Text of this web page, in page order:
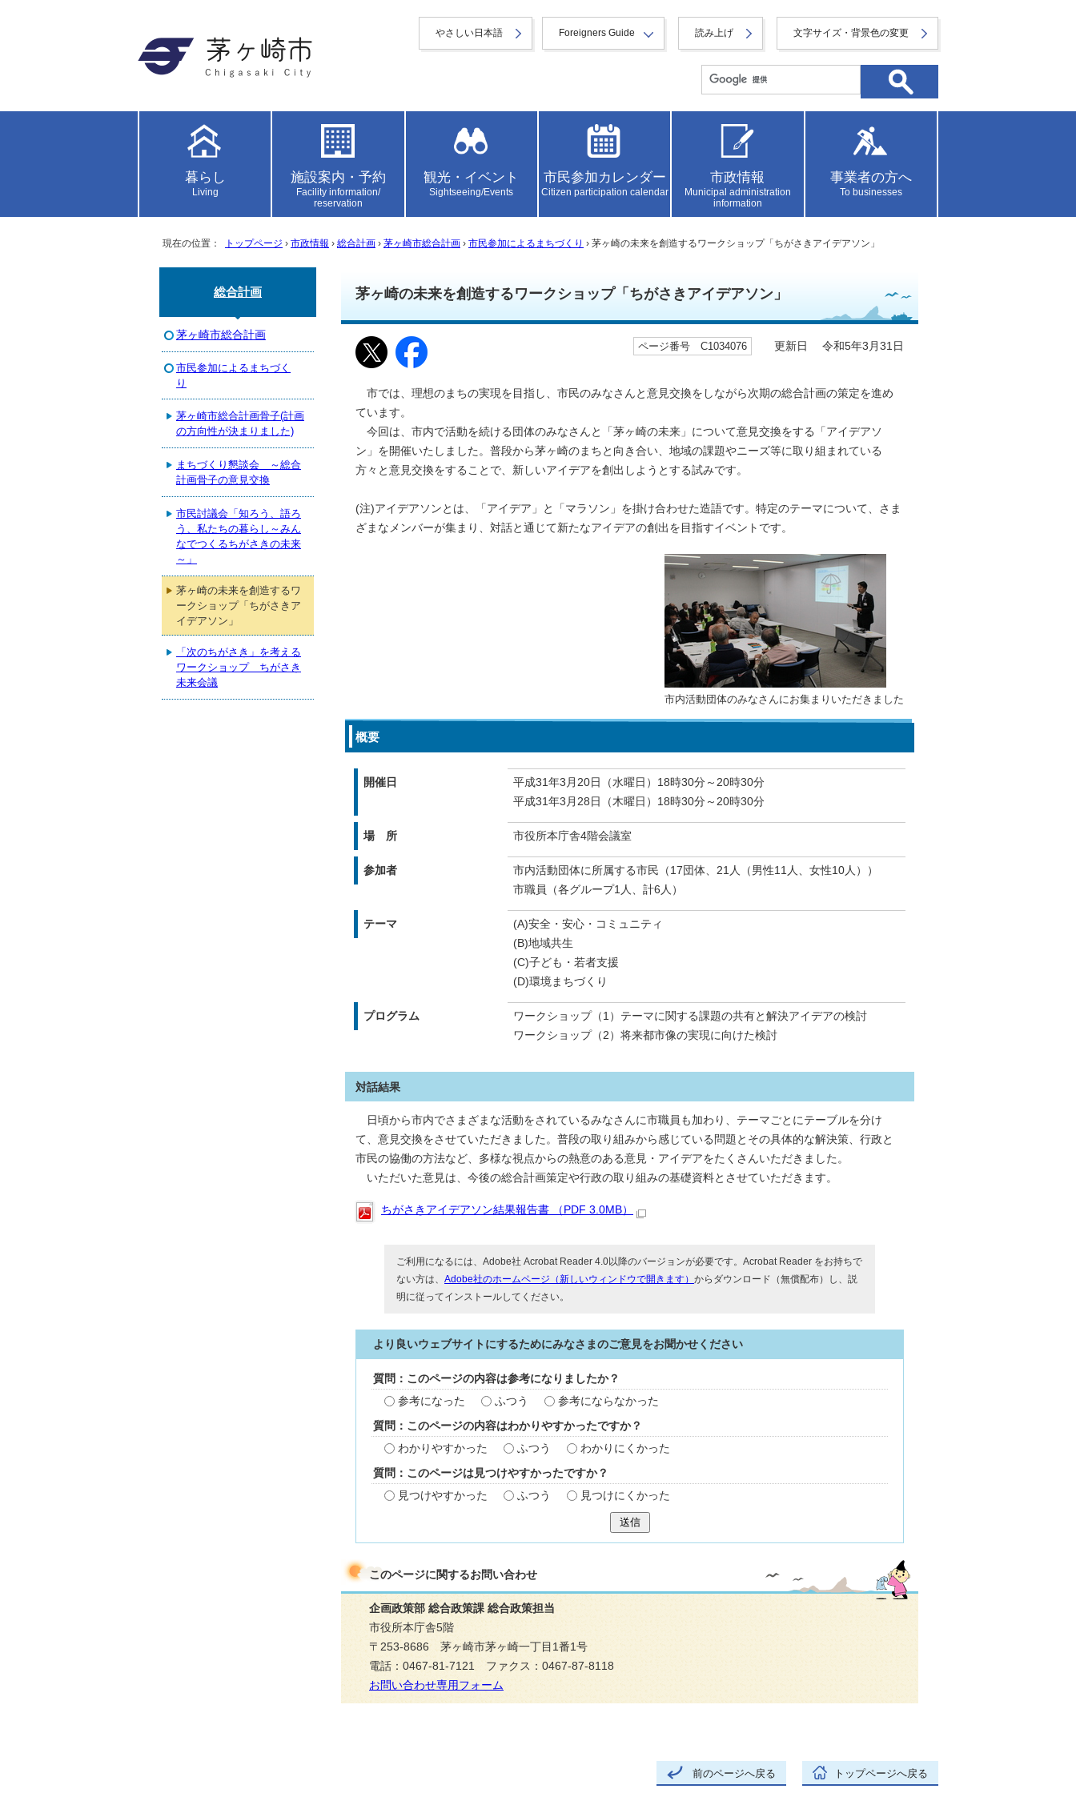
やさしい日本語 Foreigners Guide 読み上げ 文字サイズ・背景色の変更
暮らし
Living
施設案内・予約
Facility information/
reservation
観光・イベント
Sightseeing/Events
市民参加カレンダー
Citizen participation calendar
市政情報
Municipal administration
information
事業者の方へ
To businesses
現在の位置： トップページ › 市政情報 › 総合計画 › 茅ヶ崎市総合計画 › 市民参加によるまちづくり › 茅ヶ崎の未来を創造するワークショップ「ちがさきアイデアソン」
茅ヶ崎の未来を創造するワークショップ「ちがさきアイデアソン」
ページ番号 C1034076 更新日 令和5年3月31日
市では、理想のまちの実現を目指し、市民のみなさんと意見交換をしながら次期の総合計画の策定を進め
ています。
今回は、市内で活動を続ける団体のみなさんと「茅ヶ崎の未来」について意見交換をする「アイデアソ
ン」を開催いたしました。普段から茅ヶ崎のまちと向き合い、地域の課題やニーズ等に取り組まれている
方々と意見交換をすることで、新しいアイデアを創出しようとする試みです。
(注)アイデアソンとは、「アイデア」と「マラソン」を掛け合わせた造語です。特定のテーマについて、さま
ざまなメンバーが集まり、対話と通じて新たなアイデアの創出を目指すイベントです。
市内活動団体のみなさんにお集まりいただきました
概要
開催日
平成31年3月20日（水曜日）18時30分～20時30分
平成31年3月28日（木曜日）18時30分～20時30分
場 所 市役所本庁舎4階会議室
参加者
市内活動団体に所属する市民（17団体、21人（男性11人、女性10人））
市職員（各グループ1人、計6人）
テーマ
(A)安全・安心・コミュニティ
(B)地域共生
(C)子ども・若者支援
(D)環境まちづくり
プログラム
ワークショップ（1）テーマに関する課題の共有と解決アイデアの検討
ワークショップ（2）将来都市像の実現に向けた検討
対話結果
日頃から市内でさまざまな活動をされているみなさんに市職員も加わり、テーマごとにテーブルを分け
て、意見交換をさせていただきました。普段の取り組みから感じている問題とその具体的な解決策、行政と
市民の協働の方法など、多様な視点からの熱意のある意見・アイデアをたくさんいただきました。
いただいた意見は、今後の総合計画策定や行政の取り組みの基礎資料とさせていただきます。
ちがさきアイデアソン結果報告書 （PDF 3.0MB）
ご利用になるには、Adobe社 Acrobat Reader 4.0以降のバージョンが必要です。Acrobat Reader をお持ちで
ない方は、Adobe社のホームページ（新しいウィンドウで開きます）からダウンロード（無償配布）し、説
明に従ってインストールしてください。
より良いウェブサイトにするためにみなさまのご意見をお聞かせください
質問：このページの内容は参考になりましたか？
参考になった
ふつう 参考にならなかった
質問：このページの内容はわかりやすかったですか？
わかりやすかった
ふつう わかりにくかった
質問：このページは見つけやすかったですか？
見つけやすかった
ふつう 見つけにくかった
送信
このページに関するお問い合わせ
企画政策部 総合政策課 総合政策担当
市役所本庁舎5階
〒253-8686 茅ヶ崎市茅ヶ崎一丁目1番1号
電話：0467-81-7121 ファクス：0467-87-8118
お問い合わせ専用フォーム
総合計画
茅ヶ崎市総合計画
市民参加によるまちづく
り
茅ヶ崎市総合計画骨子(計画
の方向性が決まりました)
まちづくり懇談会 ～総合
計画骨子の意見交換
市民討議会「知ろう、語ろ
う、私たちの暮らし～みん
なでつくるちがさきの未来
～」
茅ヶ崎の未来を創造するワ
ークショップ「ちがさきア
イデアソン」
「次のちがさき」を考える
ワークショップ ちがさき
未来会議
前のページへ戻る トップページへ戻る